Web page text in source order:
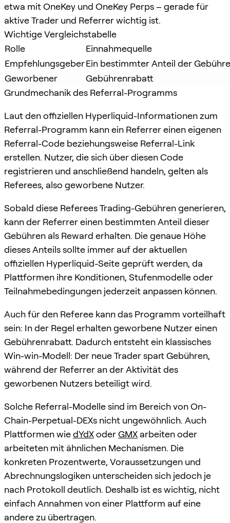
etwa mit OneKey und OneKey Perps – gerade für
aktive Trader und Referrer wichtig ist.
Wichtige Vergleichstabelle
Rolle
Einnahmequelle
EmpfehlungsgeberEin bestimmter Anteil der
Geworbener
Gebührenrabatt
Grundmechanik des Referral-Programms
Laut den offiziellen Hyperliquid-Informationen zum
Referral-Programm kann ein Referrer einen eigenen
Referral-Code beziehungsweise Referral-Link
erstellen. Nutzer, die sich über diesen Code
registrieren und anschließend handeln, gelten als
Referees, also geworbene Nutzer.
Sobald diese Referees Trading-Gebühren generieren,
kann der Referrer einen bestimmten Anteil dieser
Gebühren als Reward erhalten. Die genaue Höhe
dieses Anteils sollte immer auf der aktuellen
offiziellen Hyperliquid-Seite geprüft werden, da
Plattformen ihre Konditionen, Stufenmodelle oder
Teilnahmebedingungen jederzeit anpassen können.
Auch für den Referee kann das Programm vorteilhaft
sein: In der Regel erhalten geworbene Nutzer einen
Gebührenrabatt. Dadurch entsteht ein klassisches
Win-win-Modell: Der neue Trader spart Gebühren,
während der Referrer an der Aktivität des
geworbenen Nutzers beteiligt wird.
Solche Referral-Modelle sind im Bereich von On-
Chain-Perpetual-DEXs nicht ungewöhnlich. Auch
Plattformen wiedYdXoderGMX arbeiten oder
arbeiteten mit ähnlichen Mechanismen. Die
konkreten Prozentwerte, Voraussetzungen und
Abrechnungslogiken unterscheiden sich jedoch je
nach Protokoll deutlich. Deshalb ist es wichtig, nicht
einfach Annahmen von einer Plattform auf eine
andere zu übertragen.